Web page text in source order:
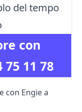
con
75 11 78
del tempo
con Engie a